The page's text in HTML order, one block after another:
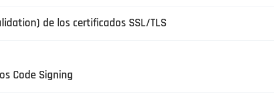
de los certificados SSL/TLS
Code Signing